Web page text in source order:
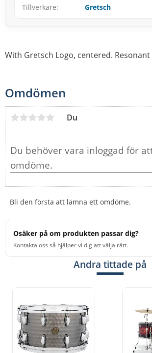
Tillverkare
Gretsch
With Gretsch Logo, centered. Resonant
Omdömen
Du
Bli den första att lämna ett omdöme.
Osäker på om produkten passar dig?
Kontakta oss så hjälper vi dig att välja rätt.
Andra tittade på